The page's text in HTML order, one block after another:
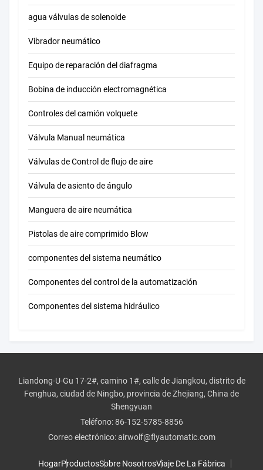
agua válvulas de solenoide
Vibrador neumático
Equipo de reparación del diafragma
Bobina de inducción electromagnética
Controles del camión volquete
Válvula Manual neumática
Válvulas de Control de flujo de aire
Válvula de asiento de ángulo
Manguera de aire neumática
Pistolas de aire comprimido Blow
componentes del sistema neumático
Componentes del control de la automatización
Componentes del sistema hidráulico
Liandong-U-Gu 17-2#, camino 1#, calle de Jiangkou, distrito de
Fenghua, ciudad de Ningbo, provincia de Zhejiang, China de
Shengyuan
Teléfono:86-152-5785-8856
Correo electrónico:airwolf@flyautomatic.com
HogarProductosSobre NosotrosViaje De La Fábrica